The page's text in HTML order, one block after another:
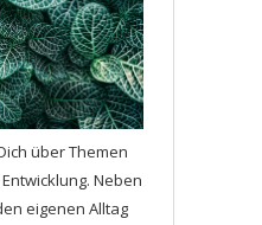
über Themen
Neben
eigenen Alltag